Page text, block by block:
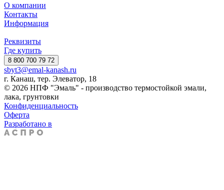
О компании
Контакты
Информация
Реквизиты
Где купить
8 800 700 79 72
sbyt3@emal-kanash.ru
г. Канаш, тер. Элеватор, 18
© 2026 НПФ "Эмаль" - производство термостойкой эмали,
лака, грунтовки
Конфиденциальность
Оферта
Разработано в